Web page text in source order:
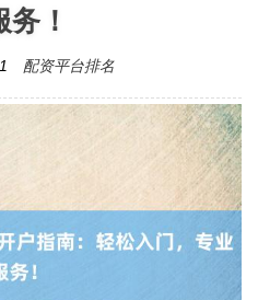
！
配资平台排名